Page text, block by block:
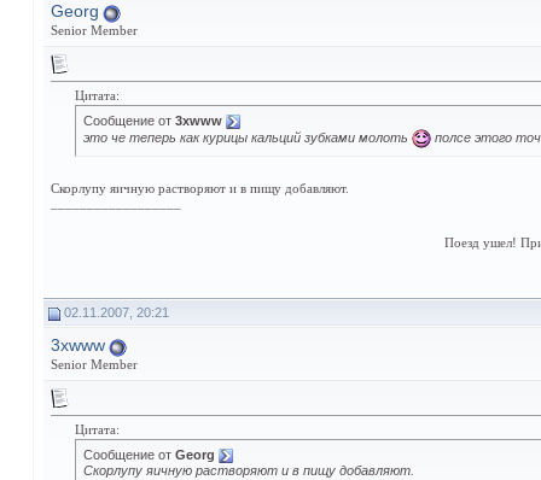
Georg
Senior Member
Цитата:
Сообщение от 3xwww
это че теперь как курицы кальций зубками молоть
полсе этого
Скорлупу яичную растворяют и в пищу добавляют.
Поезд ушел!
02.11.2007, 20:21
3xwww
Senior Member
Цитата:
Сообщение от Georg
Скорлупу яичную растворяют и в пищу добавляют.